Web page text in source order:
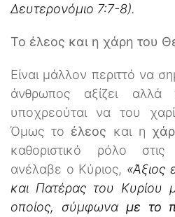
Δευτερονόμιο 7:7-8).
Το έλεος και η χάρη του
Είναι μάλλον περιττό να
άνθρωπος αξίζει
υποχρεούται να του
Όμως το έλεος και η
καθοριστικό ρόλο
ανέλαβε ο Κύριος, «Άξιος
και Πατέρας του Κυρίου
οποίος, σύμφωνα με το